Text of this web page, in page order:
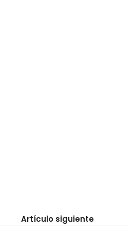
Artículo siguiente